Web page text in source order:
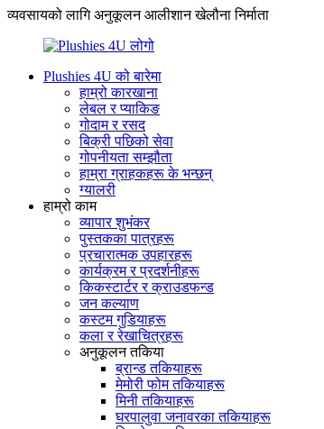
व्यवसायको लागि अनुकूलन आलीशान खेलौना निर्माता
Plushies 4U को बारेमा
हाम्रो कारखाना
लेबल र प्याकिङ
गोदाम र रसद
बिक्री पछिको सेवा
गोपनीयता सम्झौता
हाम्रा ग्राहकहरू के भन्छन्
ग्यालरी
हाम्रो काम
व्यापार शुभंकर
पुस्तकका पात्रहरू
प्रचारात्मक उपहारहरू
कार्यक्रम र प्रदर्शनीहरू
किकस्टार्टर र क्राउडफन्ड
जन कल्याण
कस्टम गुडियाहरू
कला र रेखाचित्रहरू
अनुकूलन तकिया
ब्रान्ड तकियाहरू
मेमोरी फोम तकियाहरू
मिनी तकियाहरू
घरपालुवा जनावरका तकियाहरू